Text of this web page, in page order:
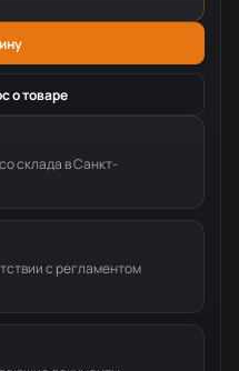
о товаре
склада в Санкт-
с регламентом